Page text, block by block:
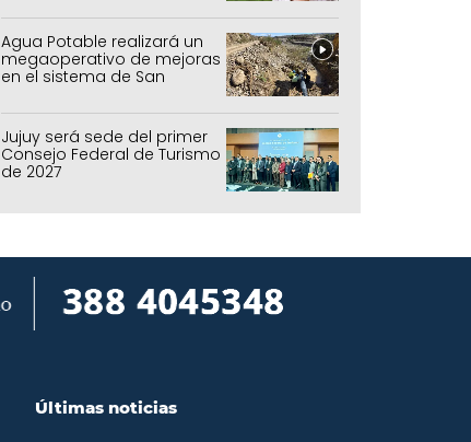
Agua Potable realizará un
megaoperativo de mejoras
en el sistema de San
Jujuy será sede del primer
Consejo Federal de Turismo
de 2027
Últimas noticias